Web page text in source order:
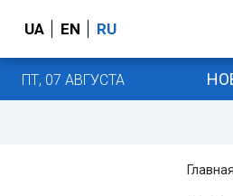
UA EN RU
ПТ, 07 АВГУСТА
Главная